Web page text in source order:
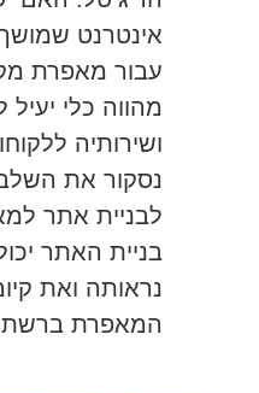
אינטרנט
עבור מאפרת
מהווה כלי יעיל
ושירותיה
נסקור את
לבניית אתר
בניית האתר
נראותה ואת
המאפרת